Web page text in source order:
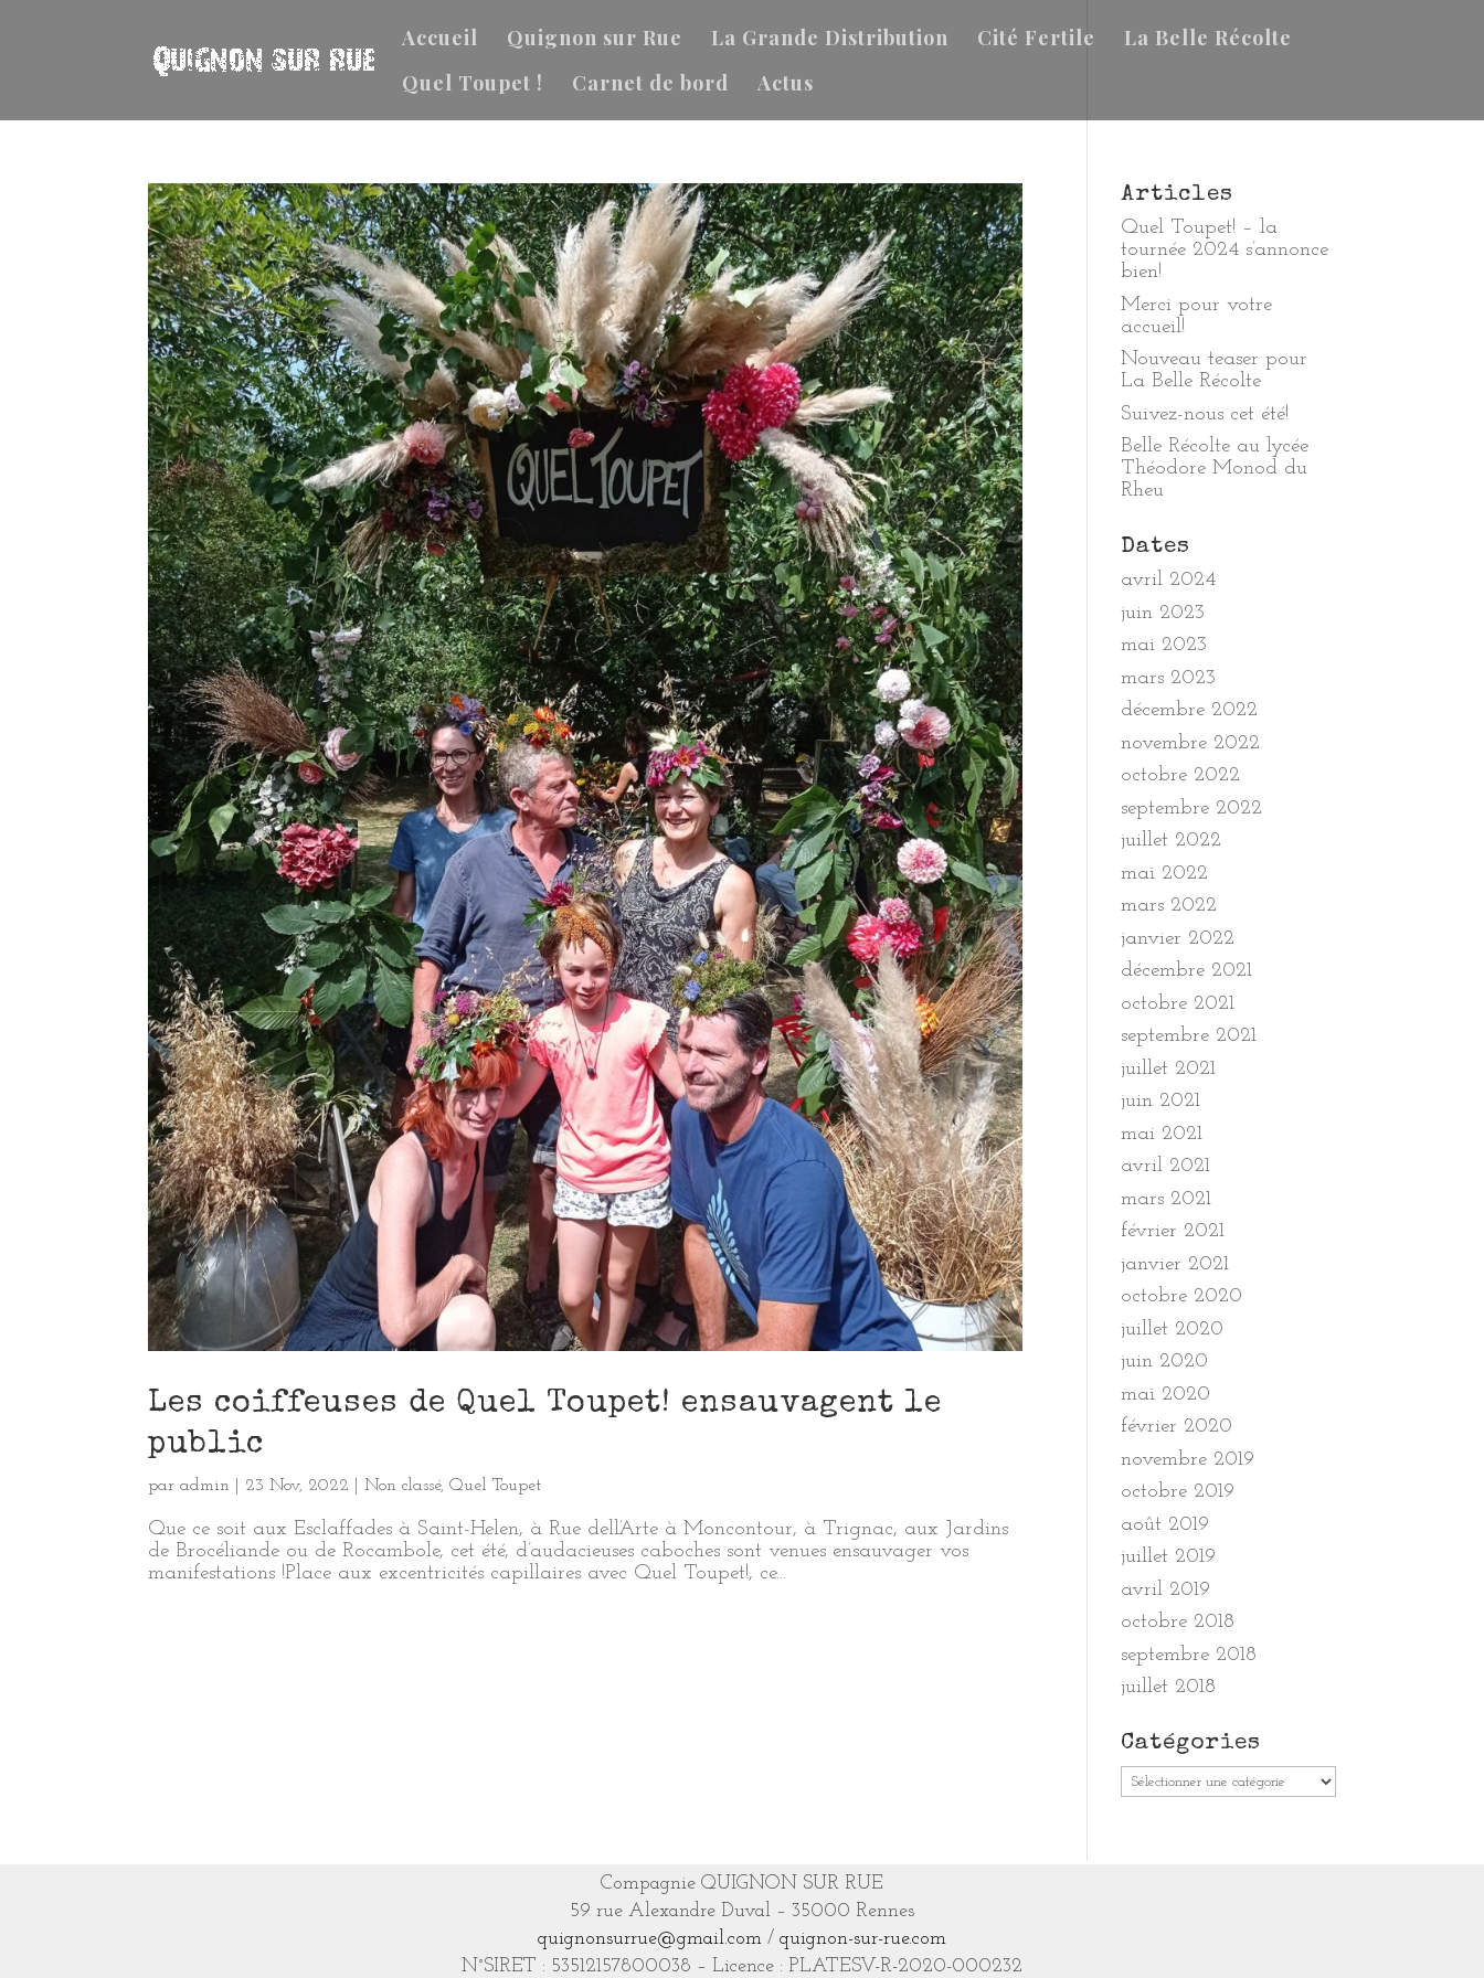
Accueil Quignon sur Rue La Grande Distribution Cité Fertile
La Belle Récolte
Quel Toupet !
Carnet de bord Actus
Les coiffeuses de Quel Toupet! ensauvagent le
public
paradmin 23 Nov, 2022 Non classé,Quel Toupet
Que ce soit aux Esclaffades à Saint-Helen, à Rue dell’Arte à Moncontour, à Trignac, aux Jardins
de Brocéliande ou de Rocambole, cet été, d’audacieuses caboches sont venues ensauvager vos
manifestations !Place aux excentricités capillaires avec Quel Toupet!, ce...
Articles
Quel Toupet! – la
tournée 2024 s’annonce
bien!
Merci pour votre
accueil!
Nouveau teaser pour
La Belle Récolte
Suivez-nous cet été!
Belle Récolte au lycée
Théodore Monod du
Rheu
Dates
avril 2024
juin 2023
mai 2023
mars 2023
décembre 2022
novembre 2022
octobre 2022
septembre 2022
juillet 2022
mai 2022
mars 2022
janvier 2022
décembre 2021
octobre 2021
septembre 2021
juillet 2021
juin 2021
mai 2021
avril 2021
mars 2021
février 2021
janvier 2021
octobre 2020
juillet 2020
juin 2020
mai 2020
février 2020
novembre 2019
octobre 2019
août 2019
juillet 2019
avril 2019
octobre 2018
septembre 2018
juillet 2018
Catégories
Catégories
Compagnie QUIGNON SUR RUE
59 rue Alexandre Duval – 35000 Rennes
quignonsurrue@gmail.com / quignon-sur-rue.com
N°SIRET : 53512157800038 – Licence : PLATESV-R-2020-000232